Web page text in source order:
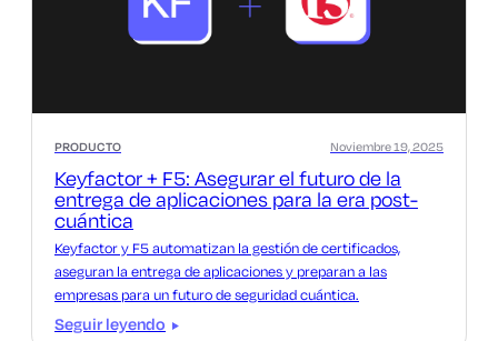
PRODUCTO
Keyfactor + F5: Asegurar el futuro de la
entrega de aplicaciones para la era post-
cuántica
Noviembre 19, 2025
Keyfactor y F5 automatizan la gestión de certificados,
aseguran la entrega de aplicaciones y preparan a las
empresas para un futuro de seguridad cuántica.
Seguir leyendo